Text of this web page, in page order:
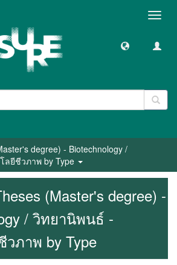
degree) - Biotechnology /
ลยีชีวภาพ by Type
(Master's degree) -
/ วิทยานิพนธ์ -
วภาพ by Type